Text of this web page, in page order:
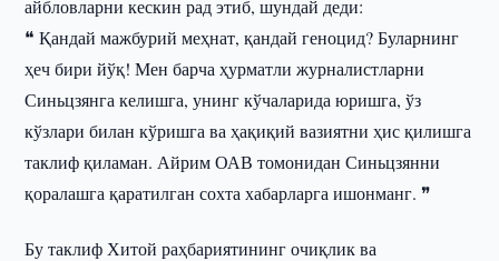
айбловларни кескин рад этиб, шундай деди:
❝ Қандай мажбурий меҳнат, қандай геноцид? Буларнинг
ҳеч бири йўқ! Мен барча ҳурматли журналистларни
Синьцзянга келишга, унинг кўчаларида юришга, ўз
кўзлари билан кўришга ва ҳақиқий вазиятни ҳис қилишга
таклиф қиламан. Айрим ОАВ томонидан Синьцзянни
қоралашга қаратилган сохта хабарларга ишонманг. ❞
Бу таклиф Хитой раҳбариятининг очиқлик ва